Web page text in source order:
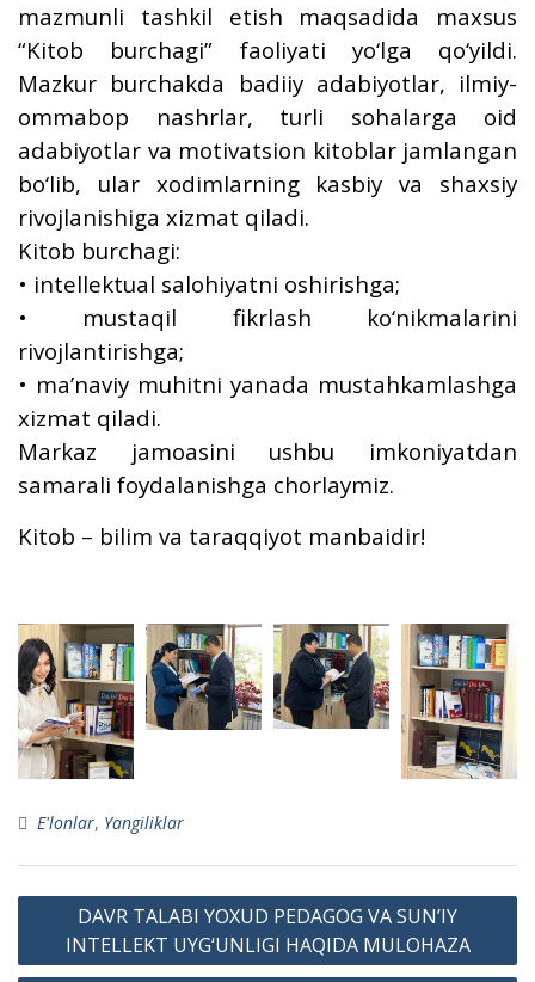
mazmunli tashkil etish maqsadida maxsus
“Kitob burchagi” faoliyati yo‘lga qo‘yildi.
Mazkur burchakda badiiy adabiyotlar, ilmiy-
ommabop nashrlar, turli sohalarga oid
adabiyotlar va motivatsion kitoblar jamlangan
bo‘lib, ular xodimlarning kasbiy va shaxsiy
rivojlanishiga xizmat qiladi.
Kitob burchagi:
• intellektual salohiyatni oshirishga;
• mustaqil fikrlash ko‘nikmalarini
rivojlantirishga;
• ma’naviy muhitni yanada mustahkamlashga
xizmat qiladi.
Markaz jamoasini ushbu imkoniyatdan
samarali foydalanishga chorlaymiz.
Kitob – bilim va taraqqiyot manbaidir!
E'lonlar, Yangiliklar
Post
menyusi
DAVR TALABI YOXUD PEDAGOG VA SUN’IY
INTЕLLЕKT UYG‘UNLIGI HAQIDA MULOHAZA